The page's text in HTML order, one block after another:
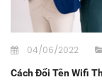
04/06/2022
Cách Đổi Tên Wifi